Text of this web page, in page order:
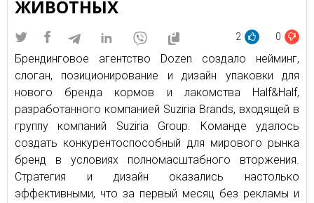
ЖИВОТНЫХ
2 0
Брендинговое агентство Dozen создало нейминг,
слоган, позиционирование и дизайн упаковки для
нового бренда кормов и лакомства Half&Half,
разработанного компанией Suziria Brands, входящей в
группу компаний Suziria Group. Команде удалось
создать конкурентоспособный для мирового рынка
бренд в условиях полномасштабного вторжения.
Стратегия и дизайн оказались настолько
эффективными, что за первый месяц без рекламы и